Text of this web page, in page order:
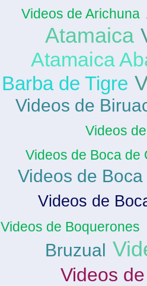
Videos de Arichuna
Atamaica
Atamaica
Barba de Tigre
Videos de
Videos
Videos de Boca de
Videos de
Videos de
Videos de Boquerones
Bruzual
Videos